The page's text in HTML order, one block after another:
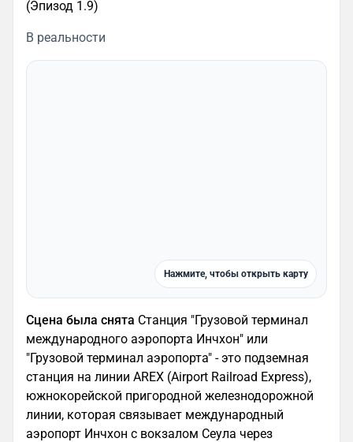
(Эпизод 1.9)
В реальности
Нажмите, чтобы открыть карту
Сцена была снята Станция "Грузовой терминал
международного аэропорта Инчхон" или
"Грузовой терминал аэропорта" - это подземная
станция на линии AREX (Airport Railroad Express),
южнокорейской пригородной железнодорожной
линии, которая связывает международный
аэропорт Инчхон с вокзалом Сеула через